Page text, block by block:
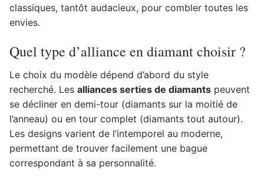
classiques, tantôt audacieux, pour combler toutes les
envies.
Quel type d’alliance en diamant choisir ?
Le choix du modèle dépend d’abord du style
recherché. Les alliances serties de diamants peuvent
se décliner en demi-tour (diamants sur la moitié de
l’anneau) ou en tour complet (diamants tout autour).
Les designs varient de l’intemporel au moderne,
permettant de trouver facilement une bague
correspondant à sa personnalité.